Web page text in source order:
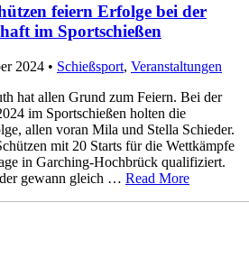
feiern Erfolge bei der
im Sportschießen
2024 • Schießsport, Veranstaltungen
hat allen Grund zum Feiern. Bei der
im Sportschießen holten die
allen voran Mila und Stella Schieder.
mit 20 Starts für die Wettkämpfe
in Garching-Hochbrück qualifiziert.
gewann gleich … Read More